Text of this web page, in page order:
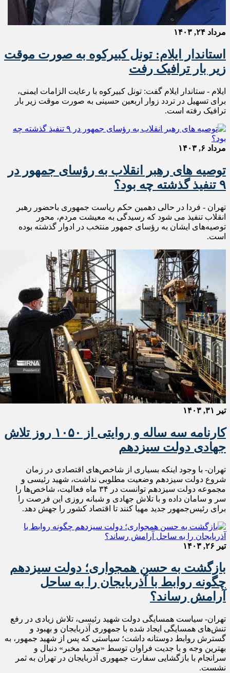
مرداد ۲۴, ۱۴۰۳
استاندار ایلام: تونل کبیرکوه به صورت موقت
زیر بار ترافیک رفت
ایلام - ستاندار ایلام گفت: تونل کبیرکوه با رعایت الزامات ایمنی،
برای تسهیل در تردد زوار اربعین حسینی به صورت موقت زیر بار
ترافیک رفته است.
مرداد ۶, ۱۴۰۳
توصیه های رهبر انقلاب به رؤسای جمهور در
۹ تنفیذ گذشته چه بود؟
تهران - فردا در حالی دهمین حکم ریاست جمهوری باحضور رهبر
انقلاب تنفیذ می شود که رسیدگی به معیشت مردم، محور
توصیه‌های ایشان به رؤسای جمهور منتخب در ادوار گذشته بوده
است.
تیر ۳۱, ۱۴۰۳
کارنامه سه ساله و روایتی از ۱۰۵۰ روز تلاش
جهادی دولت سیزدهم
تهران- با وجود اینکه بسیاری از شاخص‌های اقتصادی در زمان
شروع دولت سیزدهم وضعیت مطلوبی نداشت، شهید رئیسی و
مجموعه دولت سیزدهم توانست در ۳۴ ماه فعالیت، شاخص‌ها را
سر و سامان داده و با تلاش جهادی و شبانه روزی این فرصت را
برای رئیس‌جمهور جدید مهیا کنند تا اقتصاد کشور را جهش دهد.
تیر ۲۶, ۱۴۰۳
بازگشت به حسن همجواری؛ دولت سیزدهم
چگونه روابط با آذربایجان را به ساحل
آرامش رساند؟
تهران- سیاست‌ همسایگی دولت شهید رئیسی، تلاش زیادی در رفع
تنش‌های همسایگی ایجاد شده با جمهوری آذربایجان و بهبود و
گسترش روابط دوستانه داشت؛ سیاستی که پس از شهید جمهور، به
بهترین وجه و با جدیت فراوان توسط «محمد مخبر» دنبال و
سرانجام با بازگشایی سفارت جمهوری آذربایجان در تهران به ثمر
نشست.